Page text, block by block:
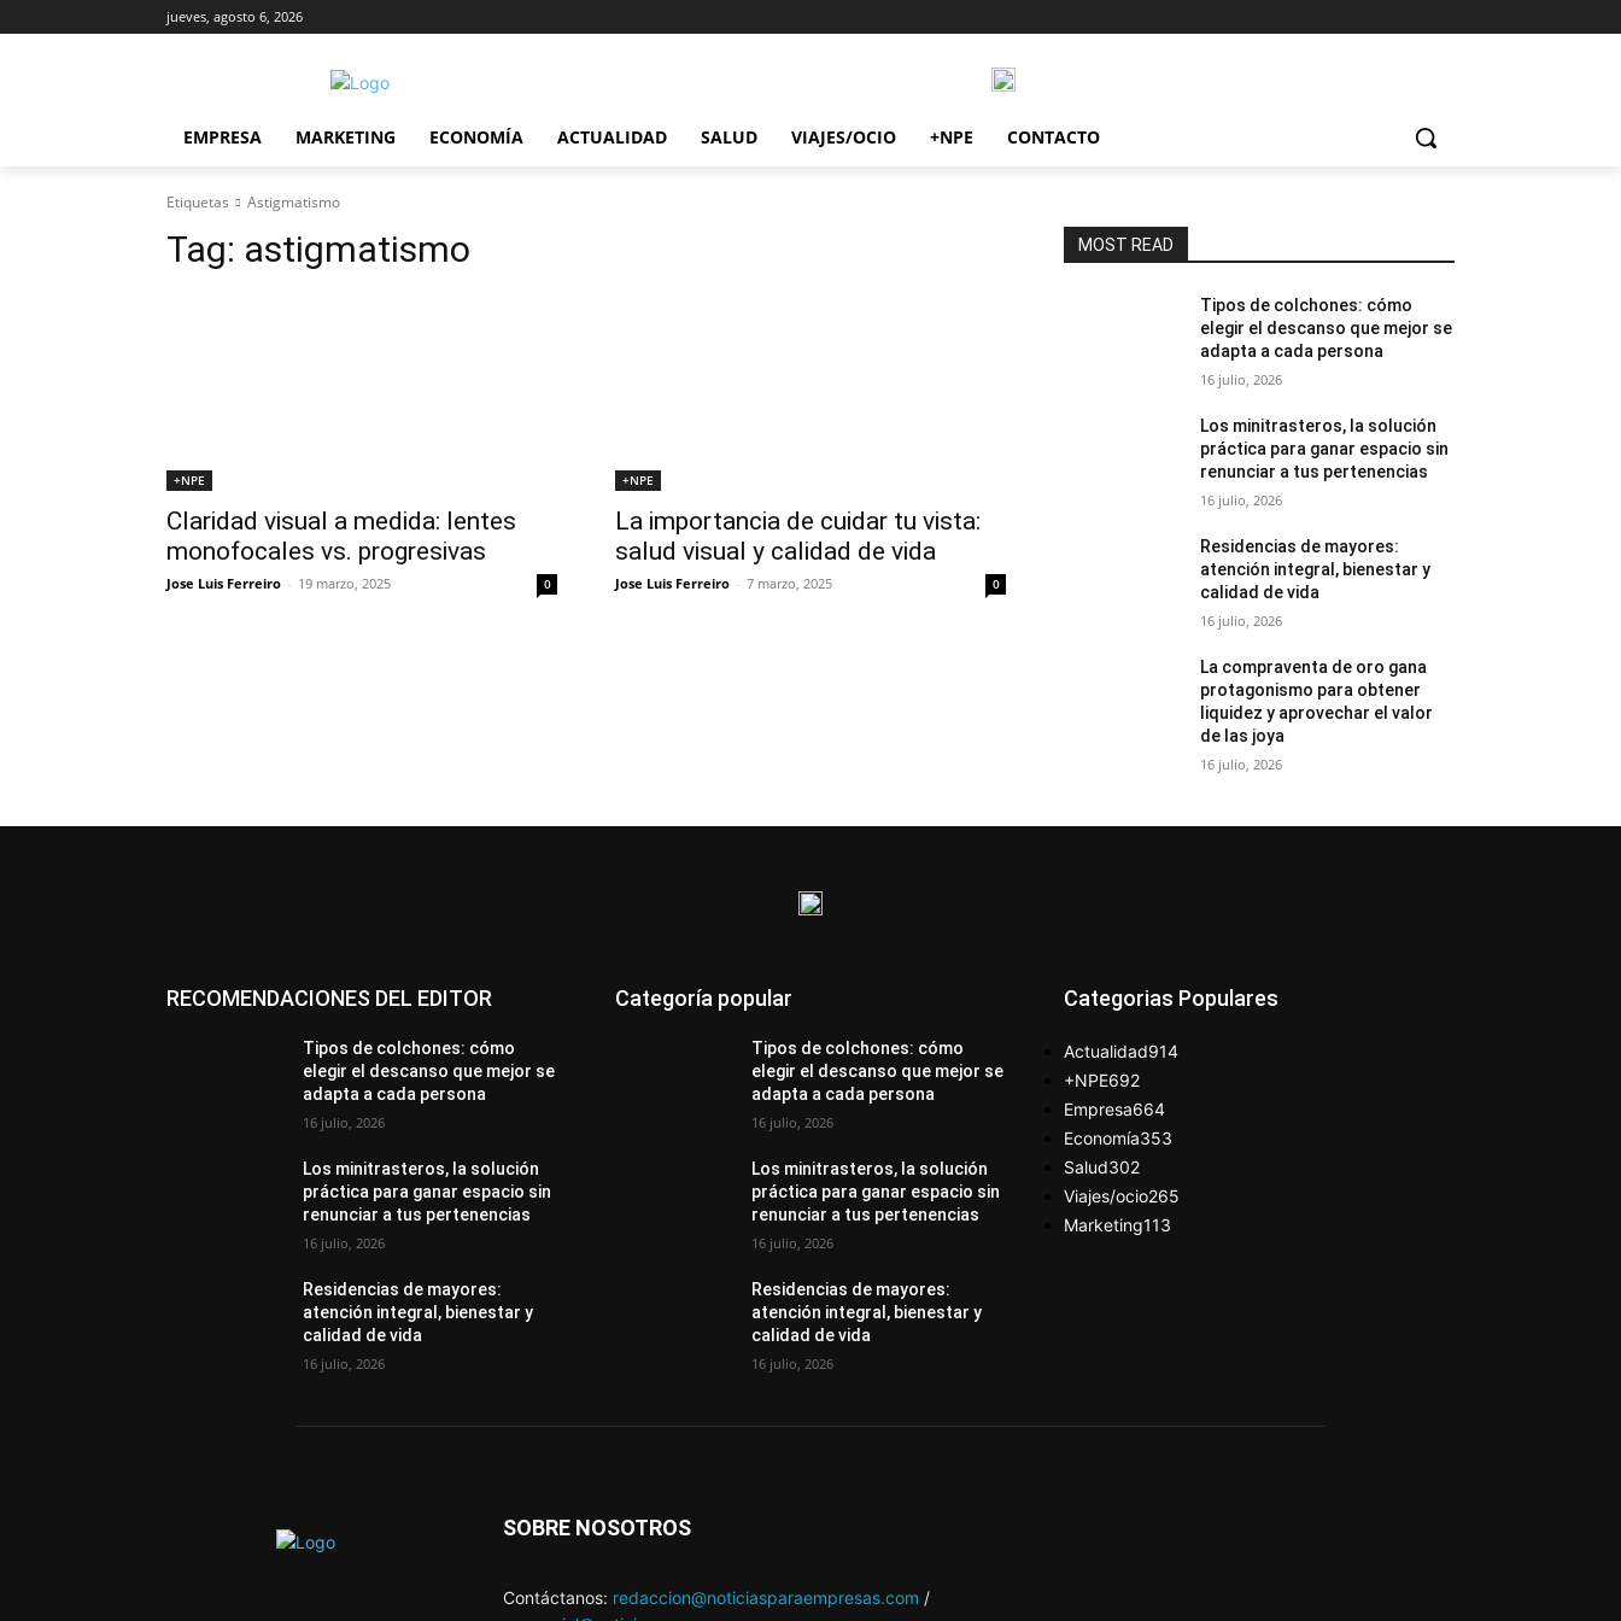
jueves, agosto 6, 2026
EMPRESA MARKETING ECONOMÍA ACTUALIDAD SALUD VIAJES/OCIO +NPE CONTACTO
Etiquetas Astigmatismo
Tag: astigmatismo
+NPE
Claridad visual a medida: lentes
monofocales vs. progresivas
Jose Luis Ferreiro - 19 marzo, 2025 0
+NPE
La importancia de cuidar tu vista:
salud visual y calidad de vida
Jose Luis Ferreiro - 7 marzo, 2025 0
MOST READ
Tipos de colchones: cómo
elegir el descanso que mejor se
adapta a cada persona
16 julio, 2026
Los minitrasteros, la solución
práctica para ganar espacio sin
renunciar a tus pertenencias
16 julio, 2026
Residencias de mayores:
atención integral, bienestar y
calidad de vida
16 julio, 2026
La compraventa de oro gana
protagonismo para obtener
liquidez y aprovechar el valor
de las joya
16 julio, 2026
RECOMENDACIONES DEL EDITOR
Tipos de colchones: cómo
elegir el descanso que mejor se
adapta a cada persona
16 julio, 2026
Los minitrasteros, la solución
práctica para ganar espacio sin
renunciar a tus pertenencias
16 julio, 2026
Residencias de mayores:
atención integral, bienestar y
calidad de vida
16 julio, 2026
Categoría popular
Tipos de colchones: cómo
elegir el descanso que mejor se
adapta a cada persona
16 julio, 2026
Los minitrasteros, la solución
práctica para ganar espacio sin
renunciar a tus pertenencias
16 julio, 2026
Residencias de mayores:
atención integral, bienestar y
calidad de vida
16 julio, 2026
Categorias Populares
Actualidad914
+NPE692
Empresa664
Economía353
Salud302
Viajes/ocio265
Marketing113
SOBRE NOSOTROS
Contáctanos: redaccion@noticiasparaempresas.com /